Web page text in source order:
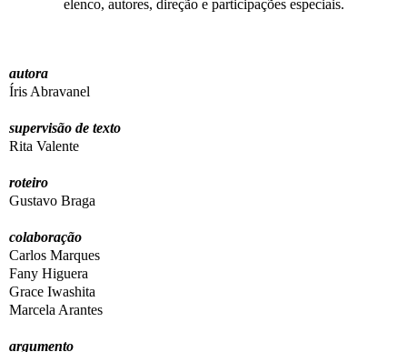
elenco, autores, direção e participações especiais.
autora
Íris Abravanel
supervisão de texto
Rita Valente
roteiro
Gustavo Braga
colaboração
Carlos Marques
Fany Higuera
Grace Iwashita
Marcela Arantes
argumento